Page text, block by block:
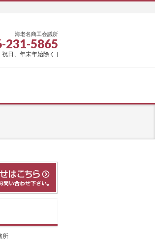
海老名商工会議所
231-5865
日、年末年始除く ]
所